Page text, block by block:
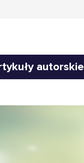
autorskie